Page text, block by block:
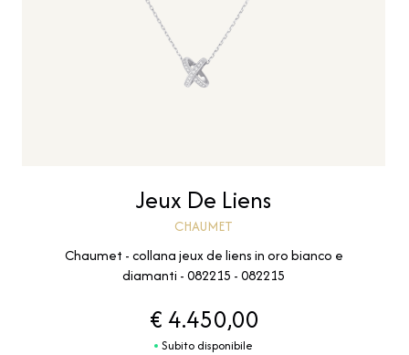
Jeux De Liens
CHAUMET
Chaumet - collana jeux de liens in oro bianco e
diamanti - 082215 - 082215
€ 4.450,00
Subito disponibile